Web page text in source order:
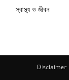
স্বাস্থ্য ও জীবন
Disclaimer